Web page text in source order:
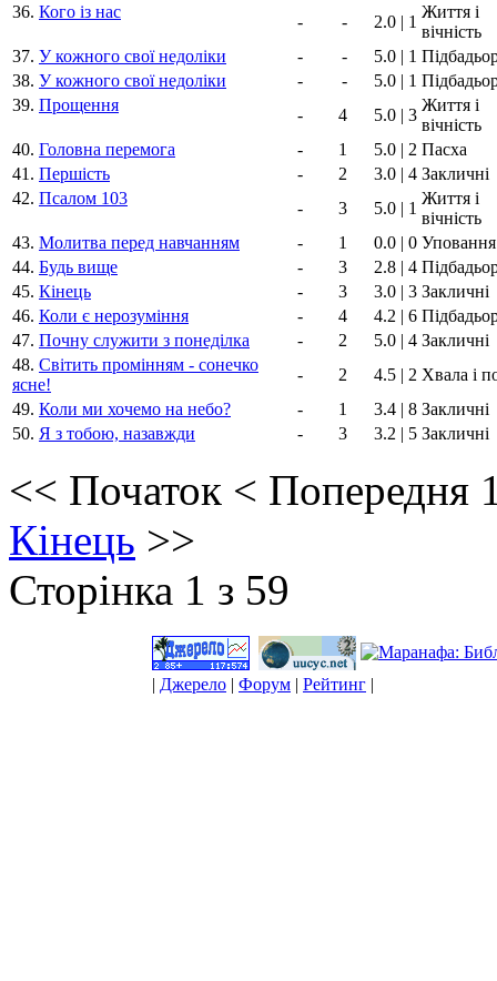
36. Кого із нас
- - 2.0 | 1
Життя і
вічність
37. У кожного свої недоліки - - 5.0 | 1
38. У кожного свої недоліки - - 5.0 | 1
39. Прощення
- 4 5.0 | 3
Життя і
вічність
40. Головна перемога - 1 5.0 | 2 Пасха
41. Першість - 2 3.0 | 4 Закличні
42. Псалом 103
- 3 5.0 | 1
Життя і
вічність
43. Молитва перед навчанням - 1 0.0 | 0 Уповання
44. Будь вище - 3 2.8 | 4
45. Кінець - 3 3.0 | 3 Закличні
46. Коли є нерозуміння - 4 4.2 | 6
47. Почну служити з понеділка - 2 5.0 | 4 Закличні
48. Світить промінням - сонечко
ясне!
- 2 4.5 | 2 Хвала і
49. Коли ми хочемо на небо? - 1 3.4 | 8 Закличні
50. Я з тобою, назавжди - 3 3.2 | 5 Закличні
<< Початок < Попередня
Кінець >>
Сторінка 1 з 59
| Джерело | Форум | Рейтинг |